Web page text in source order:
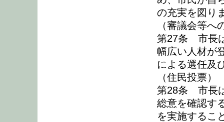
の充実を図り
（審議会等へ
第27条 市長
幅広い人材が
による選任及
（住民投票）
第28条 市長
総意を確認す
を実施するこ